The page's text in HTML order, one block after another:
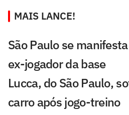
MAIS LANCE!
São Paulo se
ex-jogador da base
Lucca, do São Paulo,
carro após jogo-treino